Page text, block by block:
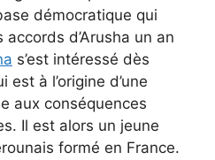
démocratique qui
d’Arusha un an
s’est intéressé dès
à l’origine d’une
aux conséquences
Il est alors un jeune
formé en France.